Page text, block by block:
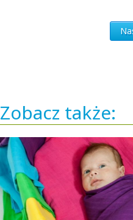
Zobacz także: